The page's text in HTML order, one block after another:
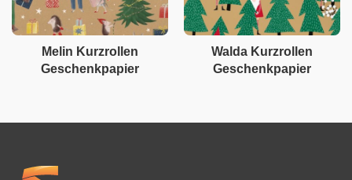
Melin Kurzrollen
Geschenkpapier
Walda Kurzrollen
Geschenkpapier